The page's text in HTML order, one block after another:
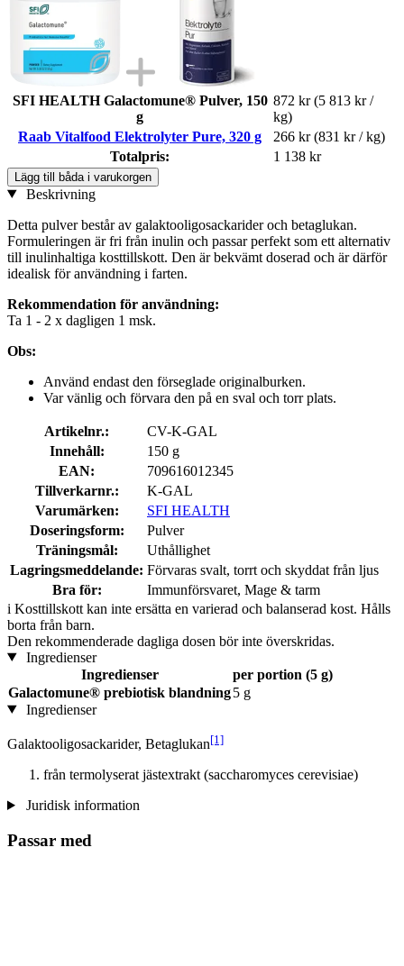
SFI HEALTH Galactomune® Pulver, 150
g
872 kr (5 813 kr /
kg)
Raab Vitalfood Elektrolyter Pure, 320 g
266 kr (831 kr / kg)
Totalpris:
1 138 kr
Lägg till båda i varukorgen
Beskrivning
Detta pulver består av galaktooligosackarider och betaglukan.
Formuleringen är fri från inulin och passar perfekt som ett alternativ
till inulinhaltiga kosttillskott. Den är bekvämt doserad och är därför
idealisk för användning i farten.
Rekommendation för användning:
Ta 1 - 2 x dagligen 1 msk.
Obs:
Använd endast den förseglade originalburken.
Var vänlig och förvara den på en sval och torr plats.
Artikelnr.:
CV-K-GAL
Innehåll:
150 g
EAN:
709616012345
Tillverkarnr.:
K-GAL
Varumärken:
SFI HEALTH
Doseringsform:
Pulver
Träningsmål:
Uthållighet
Lagringsmeddelande: Förvaras svalt, torrt och skyddat från ljus
Bra för:
Immunförsvaret, Mage & tarm
i Kosttillskott kan inte ersätta en varierad och balanserad kost. Hålls
borta från barn.
Den rekommenderade dagliga dosen bör inte överskridas.
Ingredienser
Ingredienser
per portion (5 g)
Galactomune® prebiotisk blandning5 g
Ingredienser
Galaktooligosackarider, Betaglukan[1]
från termolyserat jästextrakt (saccharomyces cerevisiae)
Juridisk information
Passar med